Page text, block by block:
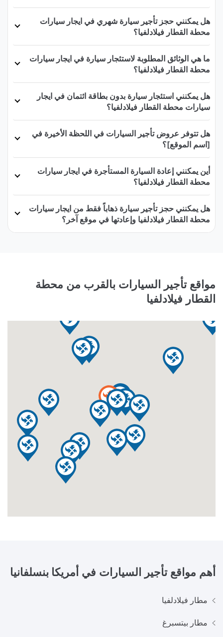
هل يمكنني حجز تأجير سيارة شهري في ايجار سيارات
محطة القطار فيلادلفيا؟
ما هي الوثائق المطلوبة لاستئجار سيارة في ايجار سيارات
محطة القطار فيلادلفيا؟
هل يمكنني استئجار سيارة بدون بطاقة ائتمان في ايجار
سيارات محطة القطار فيلادلفيا؟
هل تتوفر عروض تأجير السيارات في اللحظة الأخيرة في
[اسم الموقع]؟
أين يمكنني إعادة السيارة المستأجرة في ايجار سيارات
محطة القطار فيلادلفيا؟
هل يمكنني حجز تأجير سيارة ذهاباً فقط من ايجار سيارات
محطة القطار فيلادلفيا وإعادتها في موقع آخر؟
مواقع تأجير السيارات بالقرب من محطة
القطار فيلادلفيا
أهم مواقع تأجير السيارات في أمريكا بنسلفانيا
مطار فيلادلفيا
مطار بيتسبرغ